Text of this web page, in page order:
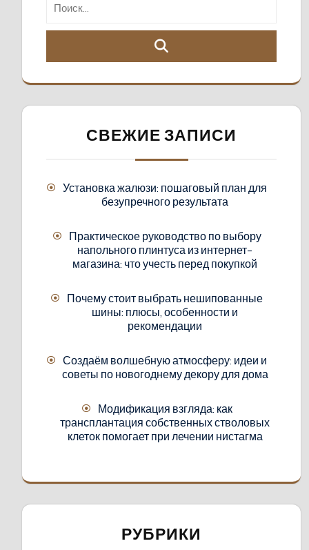
СВЕЖИЕ ЗАПИСИ
Установка жалюзи: пошаговый план для
безупречного результата
Практическое руководство по выбору
напольного плинтуса из интернет-
магазина: что учесть перед покупкой
Почему стоит выбрать нешипованные
шины: плюсы, особенности и
рекомендации
Создаём волшебную атмосферу: идеи и
советы по новогоднему декору для дома
Модификация взгляда: как
трансплантация собственных стволовых
клеток помогает при лечении нистагма
РУБРИКИ